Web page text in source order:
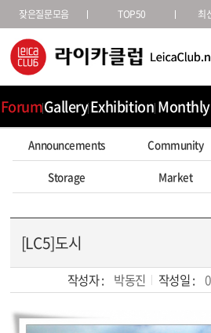
잦은질문모음 TOP50 최
ForumGalleryExhibition
Announcements Community
Storage Market
[LC5]도시
작성자 : 박동진 작성일 :
본문